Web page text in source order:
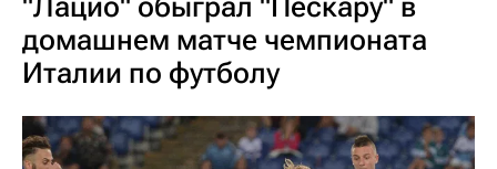
"Лацио" обыграл "Пескару" в
домашнем матче чемпионата
Италии по футболу